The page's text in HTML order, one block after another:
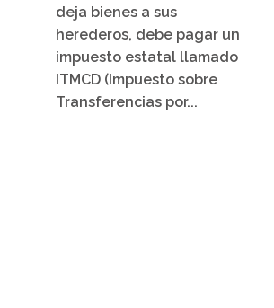
deja bienes a sus
herederos, debe pagar un
impuesto estatal llamado
ITMCD (Impuesto sobre
Transferencias por...